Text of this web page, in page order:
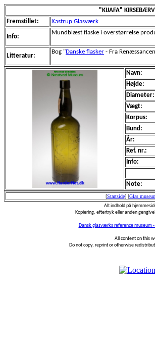
"KIJAFA"
Fremstillet:
Kastrup Glasværk
Info:
Mundblæst flaske i overstørrelse
Litteratur:
Bog "Danske flasker - Fra
Navn:
Højde:
Diameter:
Vægt:
Korpus:
Bund:
År:
Ref. nr.:
Info:
Note:
[Startside] [Glas
Alt indhold på
Kopiering, eftertryk eller anden
Dansk glasværks reference museum
All content on this
Do not copy, reprint or otherwise